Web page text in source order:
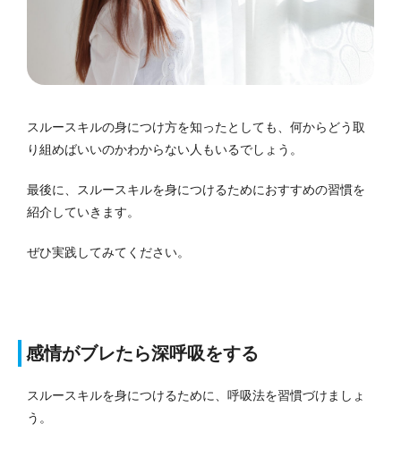
スルースキルの身につけ方を知ったとしても、何からどう取
り組めばいいのかわからない人もいるでしょう。
最後に、スルースキルを身につけるためにおすすめの習慣を
紹介していきます。
ぜひ実践してみてください。
感情がブレたら深呼吸をする
スルースキルを身につけるために、呼吸法を習慣づけましょ
う。